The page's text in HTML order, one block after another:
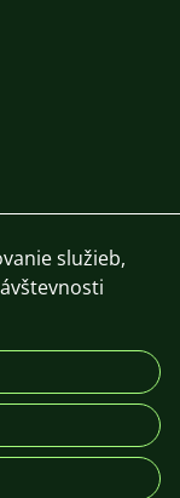
DE
For Aquarist
služieb,